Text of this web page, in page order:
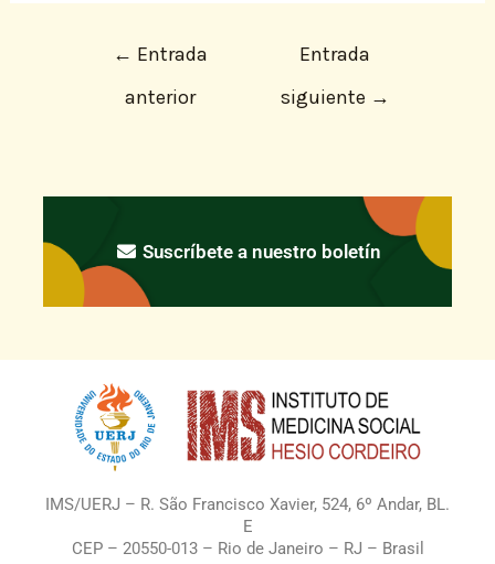
← Entrada
anterior
Entrada
siguiente →
Suscríbete a nuestro boletín
IMS/UERJ – R. São Francisco Xavier, 524, 6º Andar, BL.
E
CEP – 20550-013 – Rio de Janeiro – RJ – Brasil